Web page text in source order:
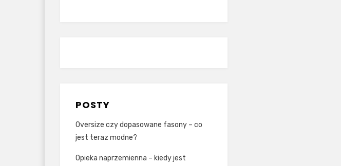
POSTY
Oversize czy dopasowane fasony – co
jest teraz modne?
Opieka naprzemienna – kiedy jest